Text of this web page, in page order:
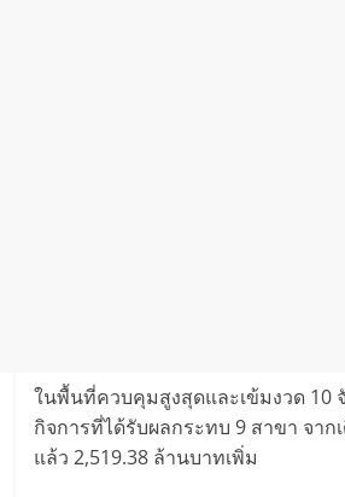
ในพื้นที่ควบคุมสูงสุดและเข้มงวด 10
กิจการที่ได้รับผลกระทบ 9 สาขา จาก
แล้ว 2,519.38 ล้านบาทเพิ่ม